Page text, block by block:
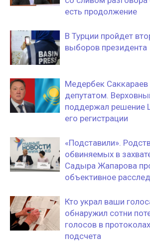
есть продолжение
В Турции пройдет
выборов президента
Медербек Саккараев
депутатом.
поддержал решение
его регистрации
«Подставили».
обвиняемых в
Садыра Жапарова
объективное
Кто украл ваши
обнаружил сотни
голосов в
подсчета